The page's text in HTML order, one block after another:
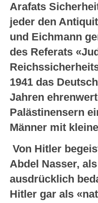
Arafats
jeder den
und Eichmann
des Referats
1941 das
Jahren
Palästinensern
Männer mit
Von Hitler
Abdel Nasser,
ausdrücklich
Hitler gar als